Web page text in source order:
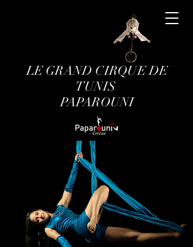
LE GRAND CIRQUE DE
TUNIS
PAPAROUNI